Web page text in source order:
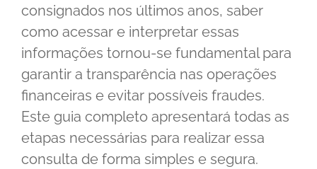
consignados nos últimos anos, saber
como acessar e interpretar essas
informações tornou-se fundamental para
garantir a transparência nas operações
financeiras e evitar possíveis fraudes.
Este guia completo apresentará todas as
etapas necessárias para realizar essa
consulta de forma simples e segura.